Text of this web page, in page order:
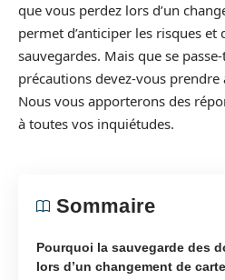
que vous perdez lors d’un
permet d’anticiper les risques et
sauvegardes. Mais que se
précautions devez-vous prendre
Nous vous apporterons des
à toutes vos inquiétudes.
Sommaire
Pourquoi la sauvegarde des
lors d’un changement de